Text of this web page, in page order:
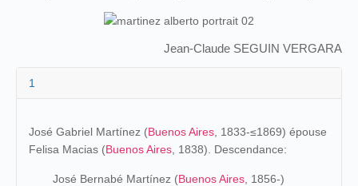
Jean-Claude SEGUIN VERGARA
1
José Gabriel Martínez (Buenos Aires , 1833-≤1869) épouse
Felisa Macias (Buenos Aires , 1838). Descendance:
José Bernabé Martínez (Buenos Aires , 1856-)